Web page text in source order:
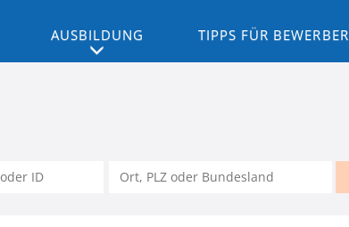
AUSBILDUNG TIPPS FÜR BEWERBER